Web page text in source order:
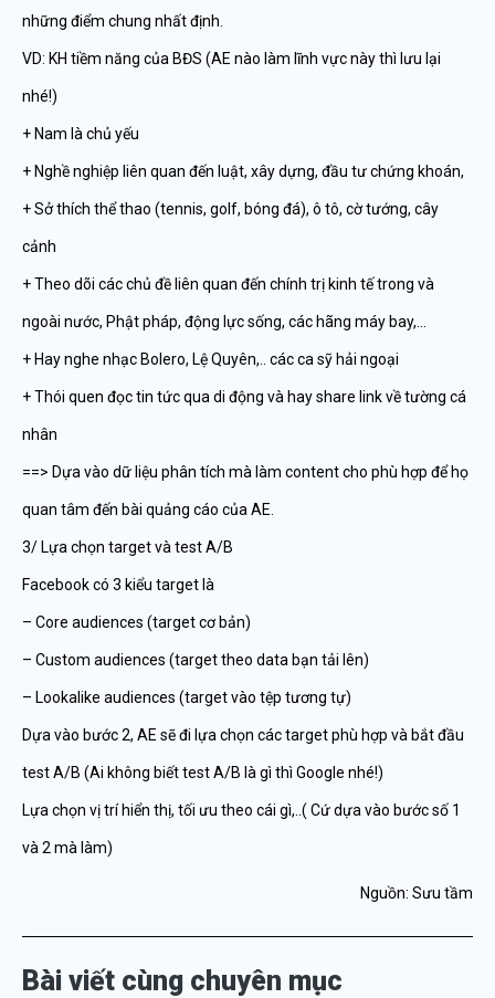
những điểm chung nhất định.
VD: KH tiềm năng của BĐS (AE nào làm lĩnh vực này thì lưu lại
nhé!)
+ Nam là chủ yếu
+ Nghề nghiệp liên quan đến luật, xây dựng, đầu tư chứng khoán,
+ Sở thích thể thao (tennis, golf, bóng đá), ô tô, cờ tướng, cây
cảnh
+ Theo dõi các chủ đề liên quan đến chính trị kinh tế trong và
ngoài nước, Phật pháp, động lực sống, các hãng máy bay,…
+ Hay nghe nhạc Bolero, Lệ Quyên,.. các ca sỹ hải ngoại
+ Thói quen đọc tin tức qua di động và hay share link về tường cá
nhân
==> Dựa vào dữ liệu phân tích mà làm content cho phù hợp để họ
quan tâm đến bài quảng cáo của AE.
3/ Lựa chọn target và test A/B
Facebook có 3 kiểu target là
– Core audiences (target cơ bản)
– Custom audiences (target theo data bạn tải lên)
– Lookalike audiences (target vào tệp tương tự)
Dựa vào bước 2, AE sẽ đi lựa chọn các target phù hợp và bắt đầu
test A/B (Ai không biết test A/B là gì thì Google nhé!)
Lựa chọn vị trí hiển thị, tối ưu theo cái gì,..( Cứ dựa vào bước số 1
và 2 mà làm)
Nguồn: Sưu tầm
Bài viết cùng chuyên mục